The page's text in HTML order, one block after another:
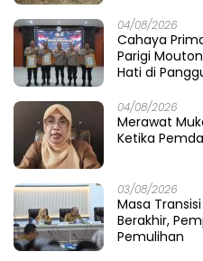
04/08/2026
Cahaya
Parigi
Hati di
04/08/2026
Merawat
Ketika
03/08/2026
Masa
Berakhir,
Pemulihan